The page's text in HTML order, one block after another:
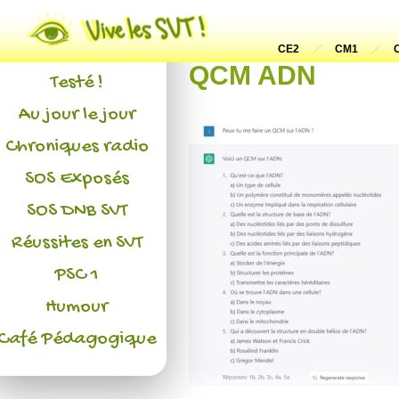
CE2 CM1
QCM ADN
Actualités
L'association
Testé !
Au jour le jour
Chroniques radio
SOS Exposés
SOS DNB SVT
Réussites en SVT
PSC 1
Humour
Pédagogique